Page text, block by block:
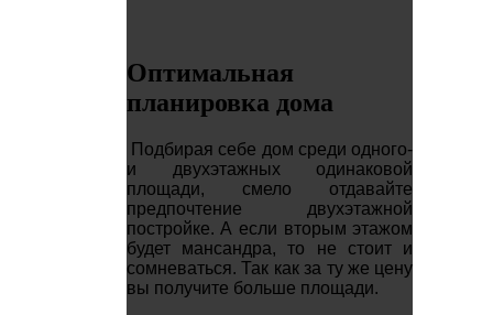
Оптимальная
планировка дома
Подбирая себе дом среди одного-
и двухэтажных одинаковой
площади, смело отдавайте
предпочтение двухэтажной
постройке. А если вторым этажом
будет мансандра, то не стоит и
сомневаться. Так как за ту же цену
вы получите больше площади.